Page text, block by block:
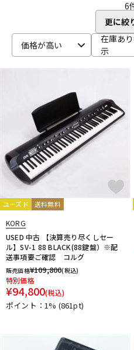
DTM オンライン納品
配信/ライブ機器
中古
6
更に絞
価格が高い
在庫あ
示
ユーズド 送料無料
KORG
USED 中古 【決算売り尽くしセー
ル】SV-1 88 BLACK(88鍵盤）※配
送事項要ご確認 コルグ
販売価格¥109,800(税込)
特別価格
¥94,800(税込)
ポイント：1% (861pt)